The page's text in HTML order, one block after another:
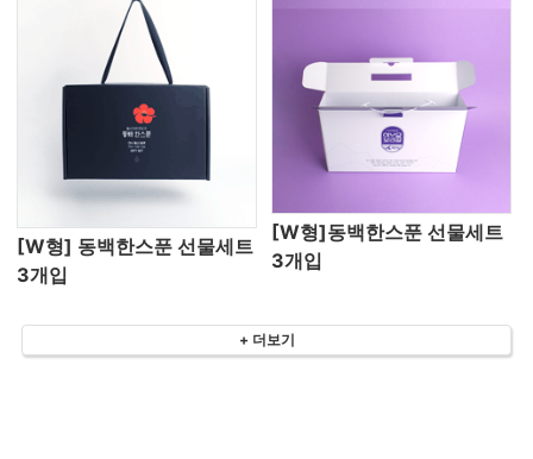
[W형] 동백한스푼 선물세트
3개입
[W형]동백한스푼 선물세트
3개입
+ 더보기